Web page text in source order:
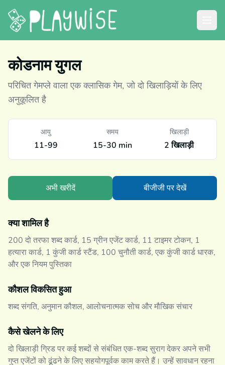
कोडनाम युगल
परिचित गेमप्ले वाला एक क्लासिक गेम, जो दो खिलाड़ियों के लिए
अनुकूलित है
आयु
11-99
समय
15-30 min
खिलाड़ी
2 खिलाड़ी
अभी खरीदें बीजीजी पर देखें
क्या शामिल है
200 दो तरफा शब्द कार्ड, 15 ग्रीन एजेंट कार्ड, 11 टाइमर टोकन, 1
हत्यारा कार्ड, 1 कुंजी कार्ड स्टैंड, 100 चुनौती कार्ड, एक कुंजी कार्ड धारक,
और एक नियम पुस्तिका
कौशल विकसित हुआ
शब्द संगति, अनुमान कौशल, आलोचनात्मक सोच और मौखिक संचार
कैसे खेलने के लिए
दो खिलाड़ी ग्रिड पर कई शब्दों से संबंधित एक-शब्द सुराग देकर अपने सभी
गुप्त एजेंटों को ढूंढने के लिए सहयोगपूर्वक काम करते हैं। उन्हें सावधान रहना